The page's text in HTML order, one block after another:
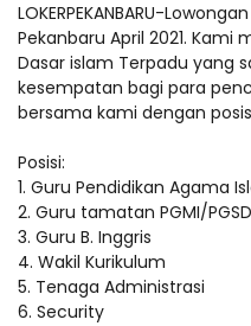
LOKERPEKANBARU-
Pekanbaru April 2021. Kami
Dasar islam Terpadu yang
kesempatan bagi para
bersama kami dengan
Posisi:
1. Guru Pendidikan Agama
2. Guru tamatan PGMI/PGSD
3. Guru B. Inggris
4. Wakil Kurikulum
5. Tenaga Administrasi
6. Security